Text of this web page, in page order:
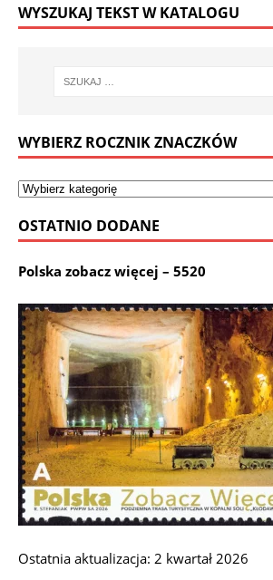
WYSZUKAJ TEKST W KATALOGU
WYBIERZ ROCZNIK ZNACZKÓW
OSTATNIO DODANE
Polska zobacz więcej – 5520
Ostatnia aktualizacja: 2 kwartał 2026